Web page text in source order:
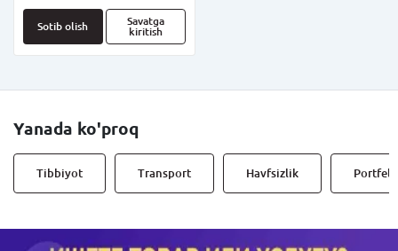
Sotib olish
Savatga
kiritish
Yanada ko'proq
Tibbiyot Transport Havfsizlik